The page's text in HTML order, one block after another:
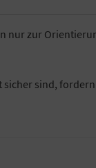
nur zur
sicher sind,